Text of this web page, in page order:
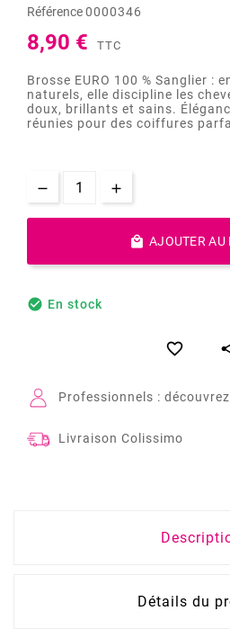
Référence0000346
8,90 € TTC
Brosse EURO 100 % Sanglier :
naturels, elle discipline les
doux, brillants et sains.
réunies pour des coiffures
 AJOUTER AU
 En stock

Professionnels :
Livraison Colissimo
Détails du